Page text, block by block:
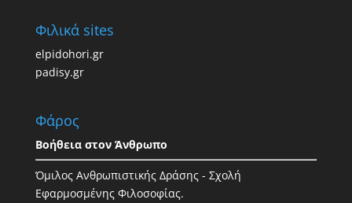
Φιλικά sites
elpidohori.gr
padisy.gr
Φάρος
Βοήθεια στον Άνθρωπο
Όμιλος Ανθρωπιστικής Δράσης - Σχολή
Εφαρμοσμένης Φιλοσοφίας.